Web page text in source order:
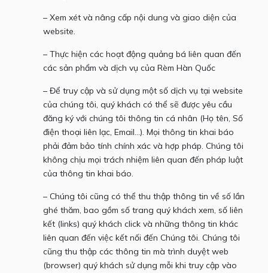
– Xem xét và nâng cấp nội dung và giao diện của
website.
– Thực hiện các hoạt động quảng bá liên quan đến
các sản phẩm và dịch vụ của Rèm Hàn Quốc
– Để truy cập và sử dụng một số dịch vụ tại website
của chúng tôi, quý khách có thể sẽ được yêu cầu
đăng ký với chúng tôi thông tin cá nhân (Họ tên, Số
điện thoại liên lạc, Email…). Mọi thông tin khai báo
phải đảm bảo tính chính xác và hợp pháp. Chúng tôi
không chịu mọi trách nhiệm liên quan đến pháp luật
của thông tin khai báo.
– Chúng tôi cũng có thể thu thập thông tin về số lần
ghé thăm, bao gồm số trang quý khách xem, số liên
kết (links) quý khách click và những thông tin khác
liên quan đến việc kết nối đến Chúng tôi. Chúng tôi
cũng thu thập các thông tin mà trình duyệt web
(browser) quý khách sử dụng mỗi khi truy cập vào